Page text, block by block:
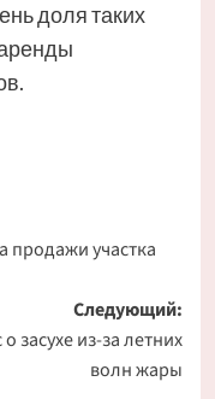
доля таких
продажи участка
Следующий:
засухе из-за летних
волн жары